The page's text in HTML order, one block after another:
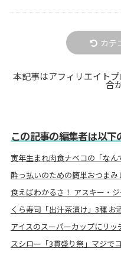
カテ
本記事はアフィリエイト
合
この記事の編集者は以
寅年生まれ肉食ナベコの「なん
酔っ払いのための簡単おつまみ
食えばわかるさ！ アスキー・
くら寿司「出汁茶漬け」3種 お
アイスのスーパーカップにリッ
スシロー「3貫盛り祭」マジで